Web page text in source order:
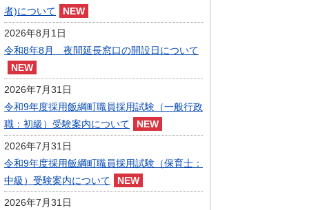
者)について
2026年8月1日
令和8年8月 夜間延長窓口の開設日について
2026年7月31日
令和9年度採用飯綱町職員採用試験（一般行政
職：初級）受験案内について
2026年7月31日
令和9年度採用飯綱町職員採用試験（保育士：
中級）受験案内について
2026年7月31日